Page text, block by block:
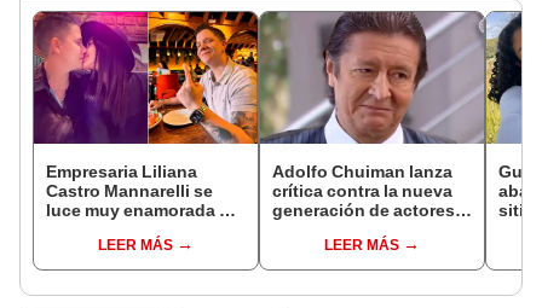
Empresaria Liliana
Castro Mannarelli se
luce muy enamorada de
hay sitio’ en
restaurante: “A tu lado”
LEER MÁS
Adolfo Chuiman lanza
crítica contra la nueva
generación de actores
peruana: "No hay un
buen nivel de
LEER MÁS
sitio'